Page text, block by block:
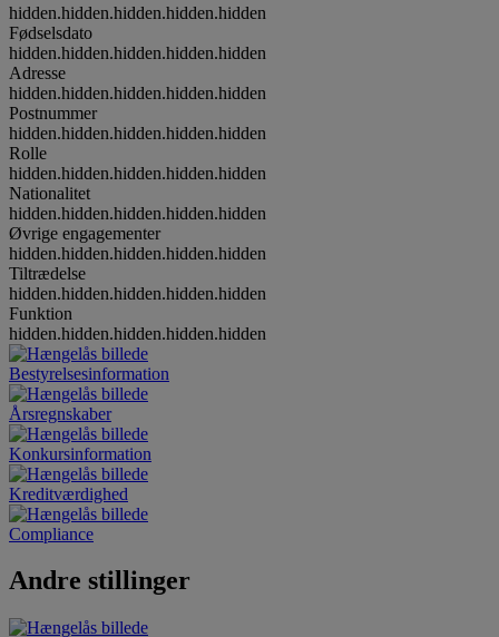
hidden.hidden.hidden.hidden.hidden
Fødselsdato
hidden.hidden.hidden.hidden.hidden
Adresse
hidden.hidden.hidden.hidden.hidden
Postnummer
hidden.hidden.hidden.hidden.hidden
Rolle
hidden.hidden.hidden.hidden.hidden
Nationalitet
hidden.hidden.hidden.hidden.hidden
Øvrige engagementer
hidden.hidden.hidden.hidden.hidden
Tiltrædelse
hidden.hidden.hidden.hidden.hidden
Funktion
hidden.hidden.hidden.hidden.hidden
Bestyrelsesinformation
Årsregnskaber
Konkursinformation
Kreditværdighed
Compliance
Andre stillinger